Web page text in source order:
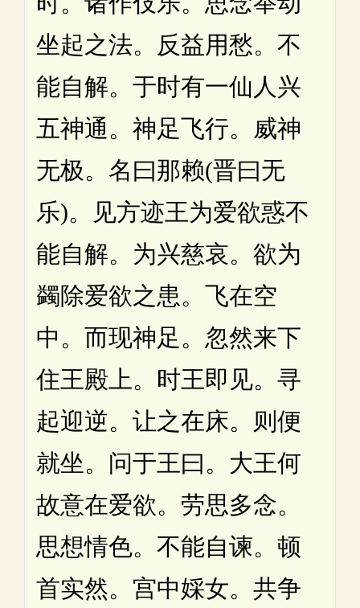
坐起之法。反益用愁。不
能自解。于时有一仙人兴
五神通。神足飞行。威神
无极。名曰那赖(晋曰无
乐)。见方迹王为爱欲惑不
能自解。为兴慈哀。欲为
蠲除爱欲之患。飞在空
中。而现神足。忽然来下
住王殿上。时王即见。寻
起迎逆。让之在床。则便
就坐。问于王曰。大王何
故意在爱欲。劳思多念。
思想情色。不能自谏。顿
首实然。宫中婇女。共争